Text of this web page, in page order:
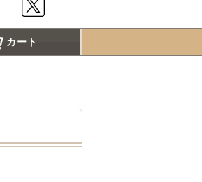
カート